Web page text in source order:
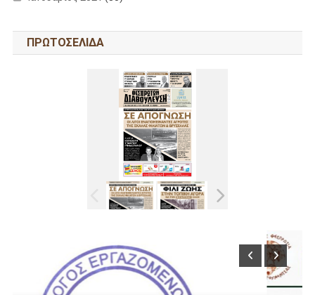
ΠΡΩΤΟΣΕΛΙΔΑ